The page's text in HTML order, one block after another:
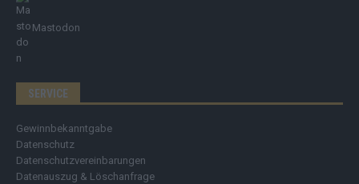
Mastodon
SERVICE
Gewinnbekanntgabe
Datenschutz
Datenschutzvereinbarungen
Datenauszug & Löschanfrage